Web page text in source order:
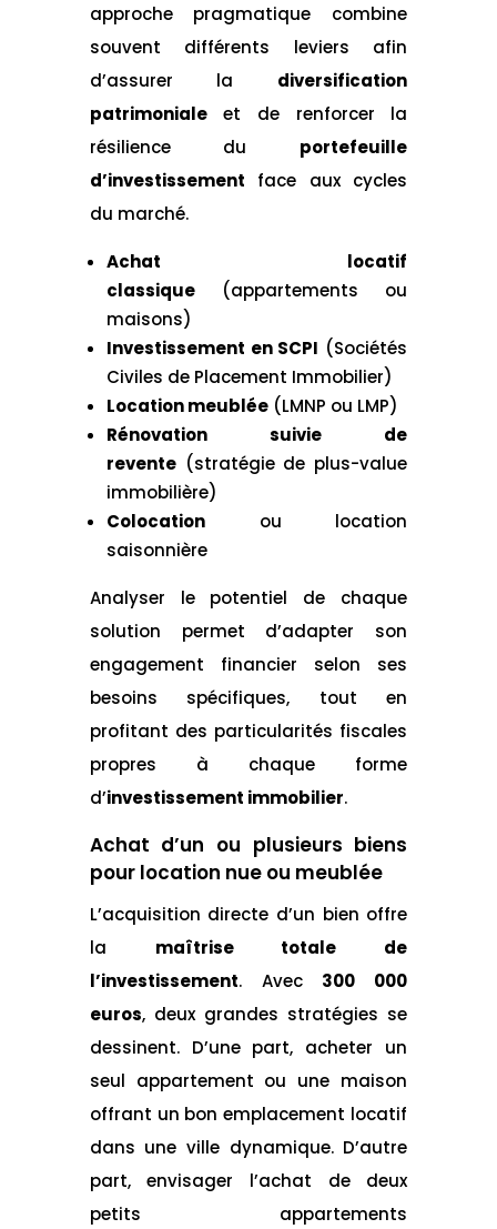
approche pragmatique combine
souvent différents leviers afin
d’assurer la
diversification
patrimoniale
et de renforcer la
résilience du
portefeuille
d’investissement
face aux cycles
du marché.
Achat locatif
classique
(appartements ou
maisons)
Investissement en SCPI (Sociétés
Civiles de Placement Immobilier)
Location meublée (LMNP ou LMP)
Rénovation suivie de
revente (stratégie de plus-value
immobilière)
Colocation
ou location
saisonnière
Analyser le potentiel de chaque
solution permet d’adapter son
engagement financier selon ses
besoins spécifiques, tout en
profitant des particularités fiscales
propres à chaque forme
d’investissement immobilier.
Achat d’un ou plusieurs biens
pour location nue ou meublée
L’acquisition directe d’un bien offre
la
maîtrise totale de
l’investissement. Avec
300 000
euros, deux grandes stratégies se
dessinent. D’une part, acheter un
seul appartement ou une maison
offrant un bon emplacement locatif
dans une ville dynamique. D’autre
part, envisager l’achat de deux
petits appartements